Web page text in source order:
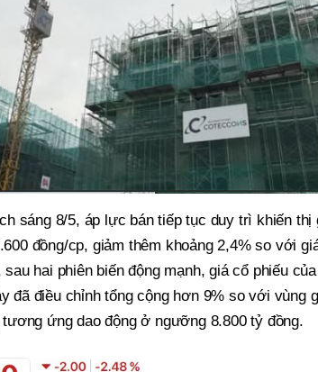
sáng 8/5, áp lực bán tiếp tục duy trì khiến thị
đồng/cp, giảm thêm khoảng 2,4% so với
hai phiên biến động mạnh, giá cổ phiếu
đã điều chỉnh tổng cộng hơn 9% so với vùng
ứng dao động ở ngưỡng 8.800 tỷ đồng.